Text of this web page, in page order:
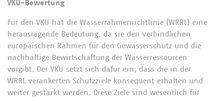
VKU-Bewertung
Für den VKU hat die Wasserrahmenrichtlinie (WRRL) eine
herausragende Bedeutung, da sie den verbindlichen
europäischen Rahmen für den Gewässerschutz und die
nachhaltige Bewirtschaftung der Wasserressourcen
vorgibt. Der VKU setzt sich dafür ein, dass die in der
WRRL verankerten Schutzziele konsequent erhalten und
weiter gestärkt werden. Diese Ziele sind wesentlich für